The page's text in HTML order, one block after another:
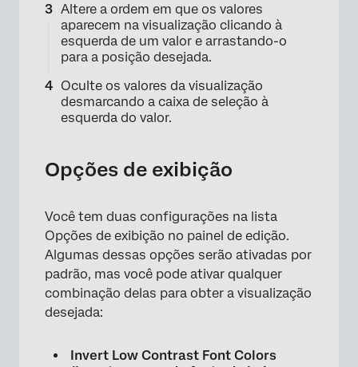
Altere a ordem em que os valores
aparecem na visualização clicando à
esquerda de um valor e arrastando-o
para a posição desejada.
Oculte os valores da visualização
desmarcando a caixa de seleção à
esquerda do valor.
Opções de exibição
Você tem duas configurações na lista
Opções de exibição no painel de edição.
Algumas dessas opções serão ativadas por
padrão, mas você pode ativar qualquer
combinação delas para obter a visualização
desejada:
Invert Low Contrast Font Colors